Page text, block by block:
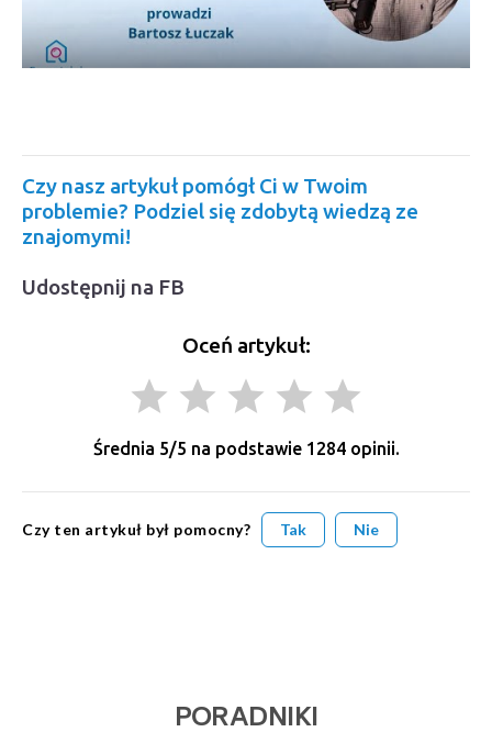
Czy nasz artykuł pomógł Ci w Twoim
problemie? Podziel się zdobytą wiedzą ze
znajomymi!
Udostępnij na FB
Oceń artykuł:
grade grade grade grade grade
Średnia 5/5 na podstawie 1284opinii.
Czy ten artykuł był pomocny? Tak Nie
PORADNIKI